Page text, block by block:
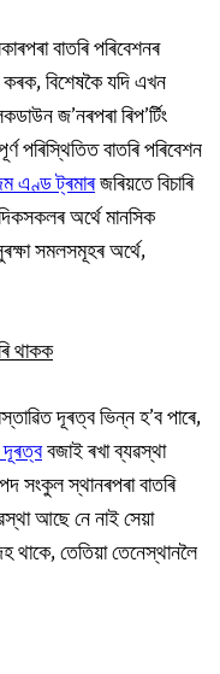
বাতৰি পৰিবেশনৰ
কৰক, বিশেষকৈ যদি এখন
জ’নৰপৰা ৰিপ’ৰ্টিং
পৰিস্থিতিত বাতৰি পৰিবেশন
এণ্ড ট্ৰমাৰজৰিয়তে বিচাৰি
অৰ্থে মানসিক
সমলসমূহৰ অৰ্থে,
থাকক
দূৰত্ব ভিন্ন হ’ব পাৰে,
দূৰত্ববজাই ৰখা ব্যৱস্থা
সংকুল স্থানৰপৰা বাতৰি
আছে নে নাই সেয়া
তেতিয়া তেনেস্থানলৈ